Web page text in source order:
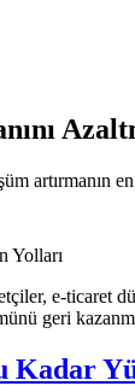
e-ticaret
geri
Kadar